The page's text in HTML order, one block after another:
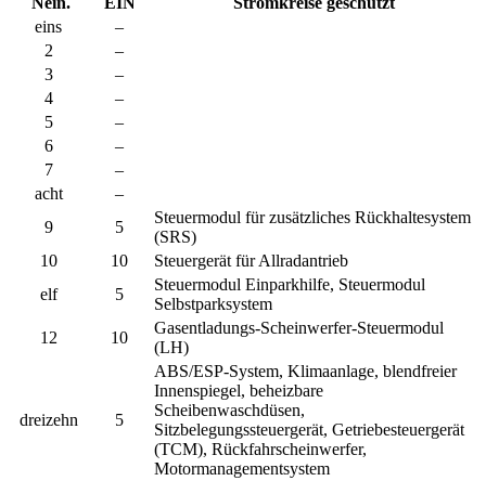
eins
–
2
–
3
–
4
–
5
–
6
–
7
–
acht
–
9
5
Steuermodul für zusätzliches Rückhaltesystem
(SRS)
10
10
Steuergerät für Allradantrieb
elf
5
Steuermodul Einparkhilfe, Steuermodul
Selbstparksystem
12
10
Gasentladungs-Scheinwerfer-Steuermodul
(LH)
dreizehn 5
ABS/ESP-System, Klimaanlage, blendfreier
Innenspiegel, beheizbare
Scheibenwaschdüsen,
Sitzbelegungssteuergerät, Getriebesteuergerät
(TCM), Rückfahrscheinwerfer,
Motormanagementsystem